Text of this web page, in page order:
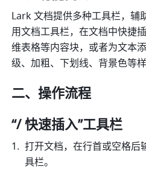
Lark 文档提供多种工具栏，辅
用文档工具栏，在文档中快捷
维表格等内容块，或者为文本
级、加粗、下划线、背景色等样
二、操作流程
“/ 快速插入”工具栏
打开文档，在行首或空格后
具栏。